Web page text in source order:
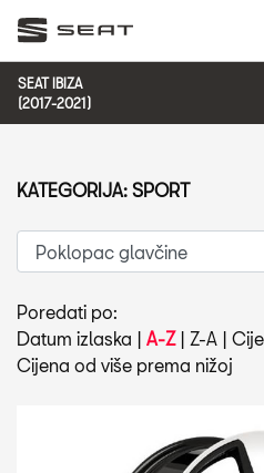
SEAT IBIZA
(2017-2021)
Poredati po:
Datum izlaska | A-Z| Z-A |
Cijena od više prema nižoj
KATEGORIJA: SPORT